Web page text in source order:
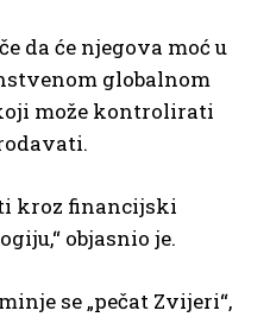
da će njegova moć u
globalnom
može kontrolirati
kroz financijski
objasnio je.
se „pečat Zvijeri“,